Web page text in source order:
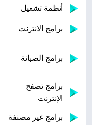
أنظمة تشغيل
برامج الانترنت
برامج الصيانة
برامج تصفح
الإنترنت
برامج غير مصنفة